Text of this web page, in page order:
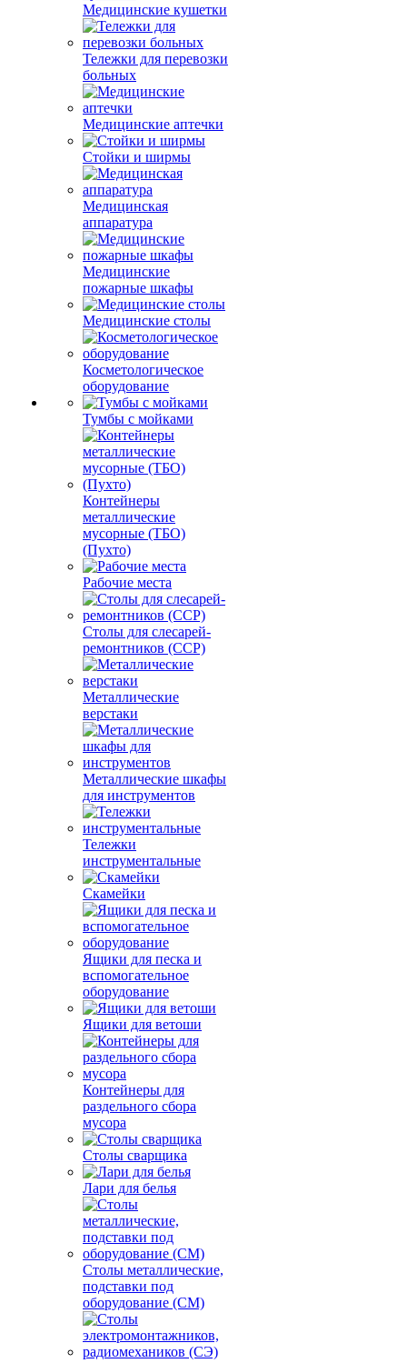
Медицинские кушетки
Тележки для перевозки
больных
Медицинские аптечки
Стойки и ширмы
Медицинская
аппаратура
Медицинские
пожарные шкафы
Медицинские столы
Косметологическое
оборудование
Тумбы с мойками
Контейнеры
металлические
мусорные (ТБО)
(Пухто)
Рабочие места
Столы для слесарей-
ремонтников (ССР)
Металлические
верстаки
Металлические шкафы
для инструментов
Тележки
инструментальные
Скамейки
Ящики для песка и
вспомогательное
оборудование
Ящики для ветоши
Контейнеры для
раздельного сбора
мусора
Столы сварщика
Лари для белья
Столы металлические,
подставки под
оборудование (СМ)